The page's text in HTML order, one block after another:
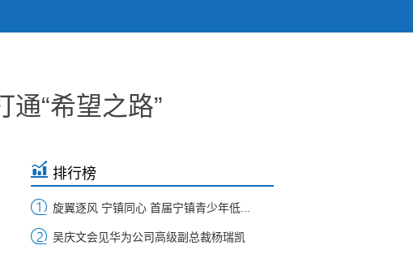
“希望之路”
排行榜
旋翼逐风 宁镇同心 首届宁镇青少年低...
吴庆文会见华为公司高级副总裁杨瑞凯